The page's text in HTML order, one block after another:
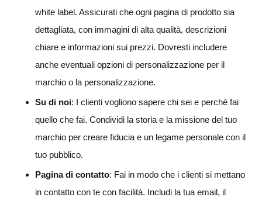
white label. Assicurati che ogni pagina di prodotto sia
dettagliata, con immagini di alta qualità, descrizioni
chiare e informazioni sui prezzi. Dovresti includere
anche eventuali opzioni di personalizzazione per il
marchio o la personalizzazione.
Su di noi: I clienti vogliono sapere chi sei e perché fai
quello che fai. Condividi la storia e la missione del tuo
marchio per creare fiducia e un legame personale con il
tuo pubblico.
Pagina di contatto: Fai in modo che i clienti si mettano
in contatto con te con facilità. Includi la tua email, il